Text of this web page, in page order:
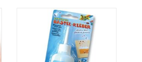
Lijm voor mozaïek
TOEVOEGEN AAN
WINKELWAGEN